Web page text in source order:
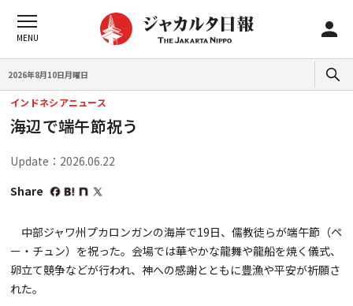
2026年8月10日月曜日
インドネシアニュース
海辺で端午節祝う
Update：2026.06.22
Share
中部ジャワ州プカロンガンの海岸で19日、儒教徒らが端午節（ペ
ー・チュン）を祝った。会場では華やかな龍舞や龍船を焼く儀式、
卵立て競争などが行われ、神への感謝とともに豊漁や平安が祈願さ
れた。